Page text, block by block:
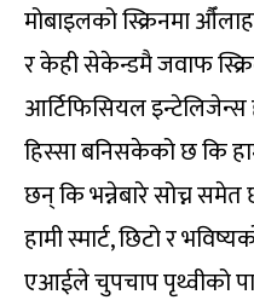
मोबाइलको स्क्रिनमा
र केही सेकेन्डमै जवाफ
आर्टिफिसियल इन्टेलिजेन्स
हिस्सा बनिसकेको छ कि
छन् कि भन्नेबारे सोच्न
हामी स्मार्ट, छिटो र
एआईले चुपचाप पृथ्वीको